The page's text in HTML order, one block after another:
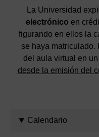
La Universidad
electrónico en
figurando en ellos la
se haya
del aula virtual en
desde la emisión del
Calendario